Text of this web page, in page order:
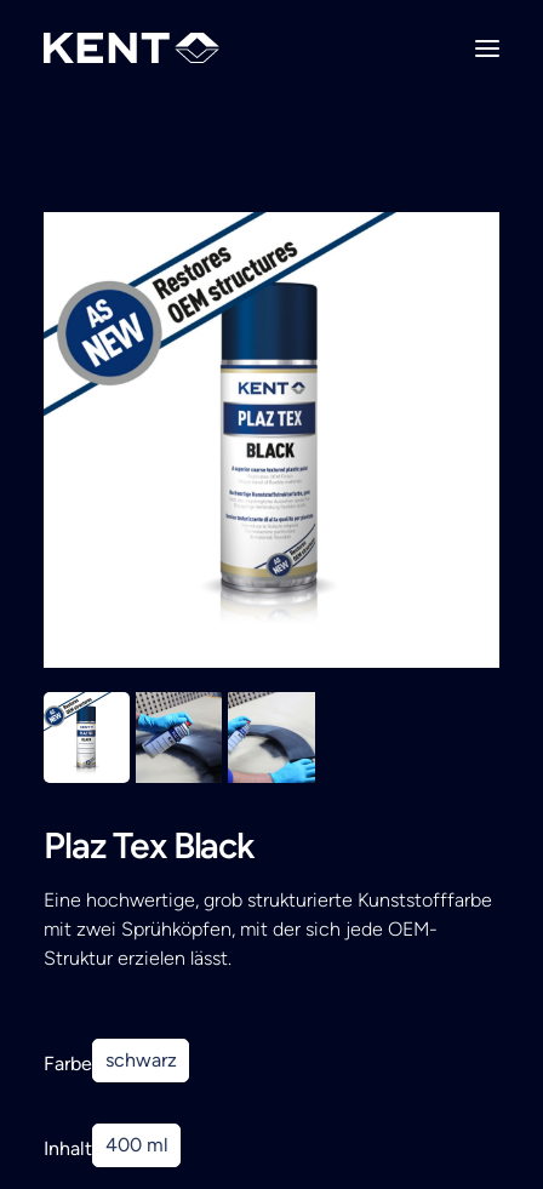
Plaz Tex Black
Eine hochwertige, grob strukturierte Kunststofffarbe
mit zwei Sprühköpfen, mit der sich jede OEM-
Struktur erzielen lässt.
Farbe schwarz
Inhalt 400 ml